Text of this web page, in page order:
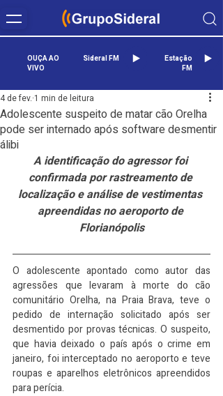
OUÇA AO
VIVO
Sideral FM
Estação
FM
Adolescente suspeito de matar cão Orelha
pode ser internado após software desmentir
álibi
4 de fev. 1 min de leitura
A identificação do agressor foi
confirmada por rastreamento de
localização e análise de vestimentas
apreendidas no aeroporto de
Florianópolis
O adolescente apontado como autor das
agressões que levaram à morte do cão
comunitário Orelha, na Praia Brava, teve o
pedido de internação solicitado após ser
desmentido por provas técnicas. O suspeito,
que havia deixado o país após o crime em
janeiro, foi interceptado no aeroporto e teve
roupas e aparelhos eletrônicos apreendidos
para perícia.